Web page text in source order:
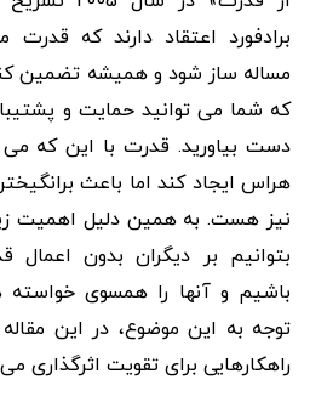
برادفورد اعتقاد دارند که
مساله ساز شود و همیشه تضمین
که شما می توانید حمایت و
دست بیاورید. قدرت با این که می
هراس ایجاد کند اما باعث
نیز هست. به همین دلیل اهمیت
بتوانیم بر دیگران بدون اعمال
باشیم و آنها را همسوی خواسته
توجه به این موضوع، در این
راهکارهایی برای تقویت اثرگذاری